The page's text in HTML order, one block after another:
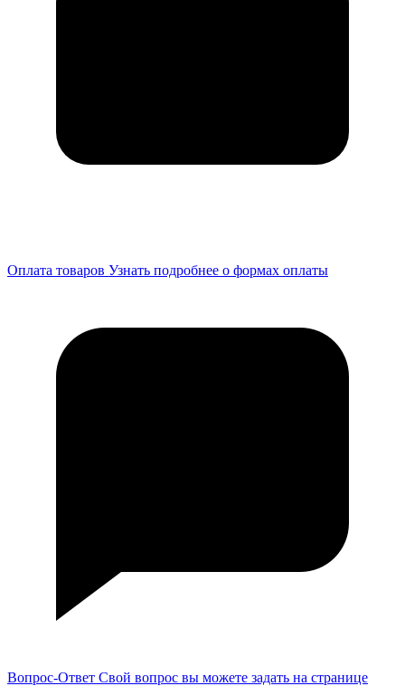
Оплата товаров Узнать подробнее о формах оплаты
Вопрос-Ответ Свой вопрос вы можете задать на странице